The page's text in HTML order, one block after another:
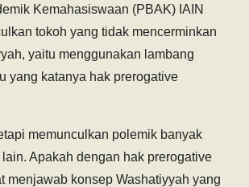
Kemahasiswaan (PBAK) IAIN
tokoh yang tidak mencerminkan
yaitu menggunakan lambang
yang katanya hak prerogative
memunculkan polemik banyak
Apakah dengan hak prerogative
menjawab konsep Washatiyyah yang